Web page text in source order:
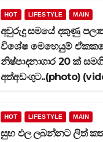
HOT LIFESTYLE MAIN
අවුරුදු සමයේ දකුණු
විශේෂ මෙහෙයුම්
නිෂ්පාදනාගාර 20 ක්
අත්අඩංගුට..(photo)
HOT LIFESTYLE MAIN
සුභ ඵල ලබන්නට ලිත්